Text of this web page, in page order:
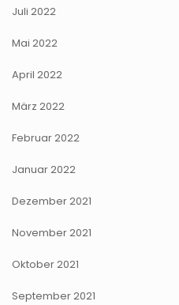
Juli 2022
Mai 2022
April 2022
März 2022
Februar 2022
Januar 2022
Dezember 2021
November 2021
Oktober 2021
September 2021